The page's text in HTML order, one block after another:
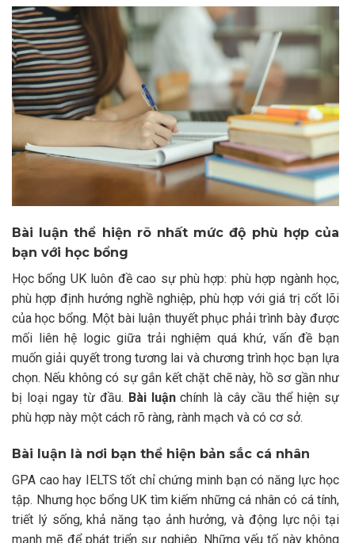
Bài luận thể hiện rõ nhất mức độ phù hợp của
bạn với học bổng
Học bổng UK luôn đề cao sự phù hợp: phù hợp ngành học,
phù hợp định hướng nghề nghiệp, phù hợp với giá trị cốt lõi
của học bổng. Một bài luận thuyết phục phải trình bày được
mối liên hệ logic giữa trải nghiệm quá khứ, vấn đề bạn
muốn giải quyết trong tương lai và chương trình học bạn lựa
chọn. Nếu không có sự gắn kết chặt chẽ này, hồ sơ gần như
bị loại ngay từ đầu. Bài luậnchính là cây cầu thể hiện sự
phù hợp này một cách rõ ràng, rành mạch và có cơ sở.
Bài luận là nơi bạn thể hiện bản sắc cá nhân
GPA cao hay IELTS tốt chỉ chứng minh bạn có năng lực học
tập. Nhưng học bổng UK tìm kiếm những cá nhân có cá tính,
triết lý sống, khả năng tạo ảnh hưởng, và động lực nội tại
mạnh mẽ để phát triển sự nghiệp. Những yếu tố này không